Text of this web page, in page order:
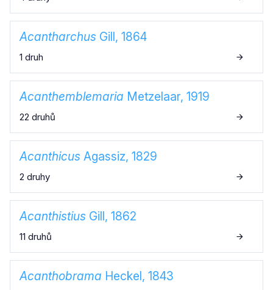
Acantharchus Gill, 1864
1 druh
Acanthemblemaria Metzelaar, 1919
22 druhů
Acanthicus Agassiz, 1829
2 druhy
Acanthistius Gill, 1862
11 druhů
Acanthobrama Heckel, 1843